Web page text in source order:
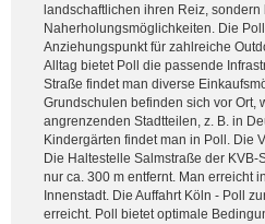
landschaftlichen ihren Reiz, sondern
Naherholungsmöglichkeiten. Die
Anziehungspunkt für zahlreiche
Alltag bietet Poll die passende
Straße findet man diverse
Grundschulen befinden sich vor Ort,
angrenzenden Stadtteilen, z. B. in
Kindergärten findet man in Poll. Die
Die Haltestelle Salmstraße der
nur ca. 300 m entfernt. Man erreicht
Innenstadt. Die Auffahrt Köln - Poll
erreicht. Poll bietet optimale